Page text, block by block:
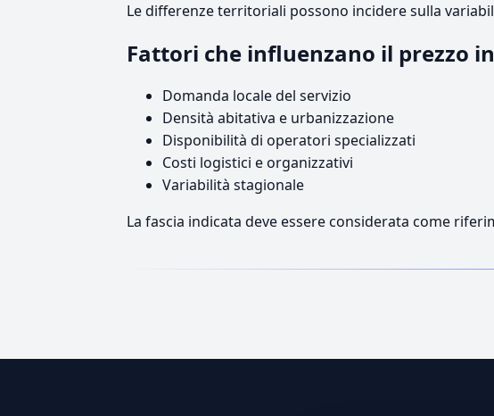
Le differenze territoriali possono incidere sulla
Fattori che influenzano il prezzo in
Domanda locale del servizio
Densità abitativa e urbanizzazione
Disponibilità di operatori specializzati
Costi logistici e organizzativi
Variabilità stagionale
La fascia indicata deve essere considerata come